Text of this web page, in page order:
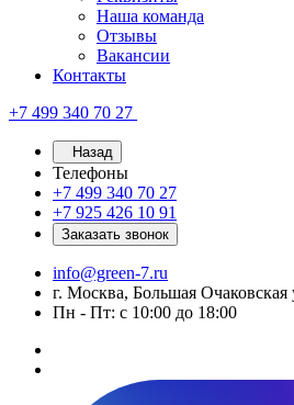
Наша команда
Отзывы
Вакансии
Контакты
+7 499 340 70 27
Назад
Телефоны
+7 499 340 70 27
+7 925 426 10 91
Заказать звонок
info@green-7.ru
г. Москва, Большая Очаковская
Пн - Пт: с 10:00 до 18:00